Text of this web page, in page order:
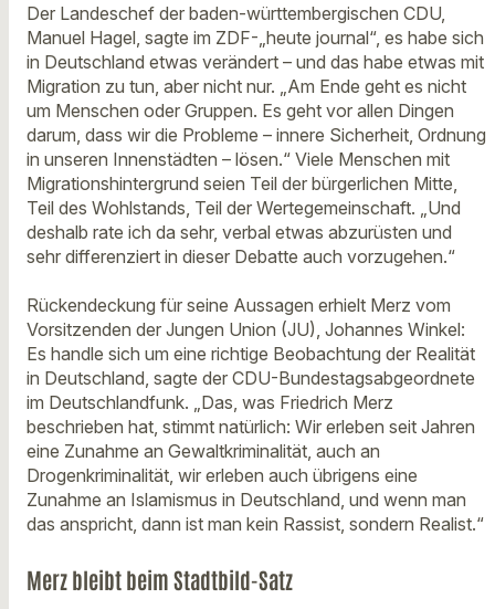
Der Landeschef der baden-württembergischen CDU,
Manuel Hagel, sagte im ZDF-„heute journal“, es habe sich
in Deutschland etwas verändert – und das habe etwas mit
Migration zu tun, aber nicht nur. „Am Ende geht es nicht
um Menschen oder Gruppen. Es geht vor allen Dingen
darum, dass wir die Probleme – innere Sicherheit, Ordnung
in unseren Innenstädten – lösen.“ Viele Menschen mit
Migrationshintergrund seien Teil der bürgerlichen Mitte,
Teil des Wohlstands, Teil der Wertegemeinschaft. „Und
deshalb rate ich da sehr, verbal etwas abzurüsten und
sehr differenziert in dieser Debatte auch vorzugehen.“
Rückendeckung für seine Aussagen erhielt Merz vom
Vorsitzenden der Jungen Union (JU), Johannes Winkel:
Es handle sich um eine richtige Beobachtung der Realität
in Deutschland, sagte der CDU-Bundestagsabgeordnete
im Deutschlandfunk. „Das, was Friedrich Merz
beschrieben hat, stimmt natürlich: Wir erleben seit Jahren
eine Zunahme an Gewaltkriminalität, auch an
Drogenkriminalität, wir erleben auch übrigens eine
Zunahme an Islamismus in Deutschland, und wenn man
das anspricht, dann ist man kein Rassist, sondern Realist.“
Merz bleibt beim Stadtbild-Satz